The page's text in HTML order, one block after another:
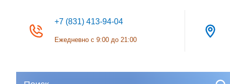
+7 (831) 413-94-04
Ежедневно с 9:00 до 21:00